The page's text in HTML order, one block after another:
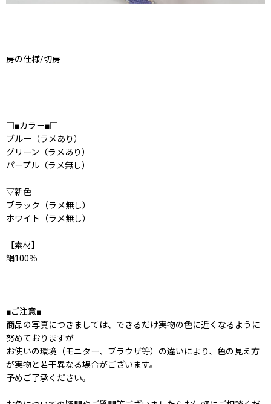
房の仕様/切房
□■カラー■□
ブルー（ラメあり）
グリーン（ラメあり）
パープル（ラメ無し）
▽新色
ブラック（ラメ無し）
ホワイト（ラメ無し）
【素材】
絹100％
■ご注意■
商品の写真につきましては、できるだけ実物の色に近くなるように
努めておりますが
お使いの環境（モニター、ブラウザ等）の違いにより、色の見え方
が実物と若干異なる場合がございます。
予めご了承ください。